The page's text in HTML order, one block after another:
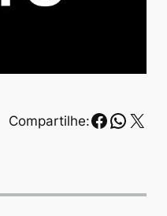
Compartilhe: X